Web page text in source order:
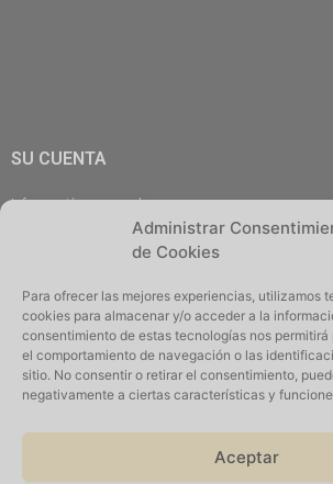
Administrar
de Cookies
Para ofrecer las mejores experiencias, utilizamos
cookies para almacenar y/o acceder a la
consentimiento de estas tecnologías nos
el comportamiento de navegación o las
sitio. No consentir o retirar el consentimiento,
negativamente a ciertas características y
Aceptar
SU CUENTA
Información personal
Cerrar Sesión
Iniciar Sesión